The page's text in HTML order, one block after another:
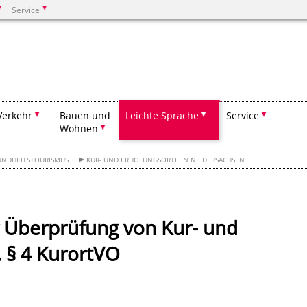
Service
Bauen und
Wohnen
Leichte Sprache Service
KUR- UND ERHOLUNGSORTE IN NIEDERSACHSEN
von Kur- und
4 KurortVO